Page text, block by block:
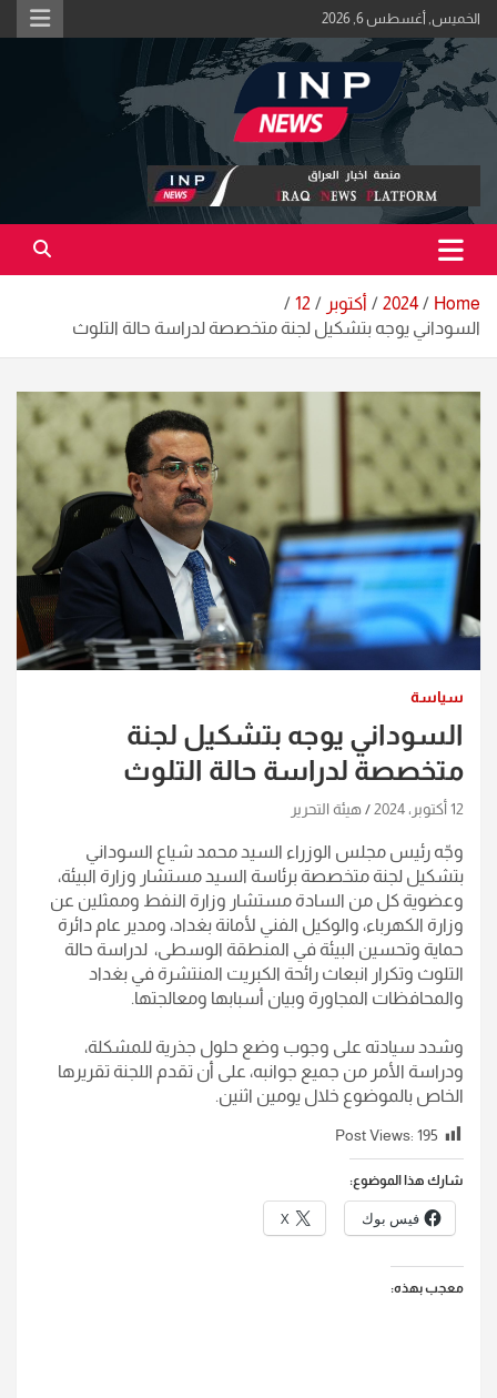
Skip
to
content
الخميس, أغسطس 6, 2026
منصة اخبار العراق
اكبر منصة خبرية في العراق | #الحقيقة_اولاً
Home
2024 أكتوبر
12
السوداني يوجه بتشكيل لجنة متخصصة لدراسة حالة التلوث
سياسة
السوداني يوجه بتشكيل لجنة
متخصصة لدراسة حالة التلوث
12 أكتوبر، 2024 هيئة التحرير
‏وجّه رئيس مجلس الوزراء السيد محمد شياع السوداني
بتشكيل لجنة متخصصة برئاسة السيد مستشار وزارة البيئة،
وعضوية كل من السادة مستشار وزارة النفط وممثلين عن
وزارة الكهرباء، والوكيل الفني لأمانة بغداد، ومدير عام دائرة
حماية وتحسين البيئة في المنطقة الوسطى، لدراسة حالة
التلوث وتكرار انبعاث رائحة الكبريت المنتشرة في بغداد
والمحافظات المجاورة وبيان أسبابها ومعالجتها.
وشدد سيادته على وجوب وضع حلول جذرية للمشكلة،
ودراسة الأمر من جميع جوانبه، على أن تقدم اللجنة تقريرها
الخاص بالموضوع خلال يومين اثنين.
Post Views: 195
شارك هذا الموضوع:
فيس بوك X
معجب بهذه: